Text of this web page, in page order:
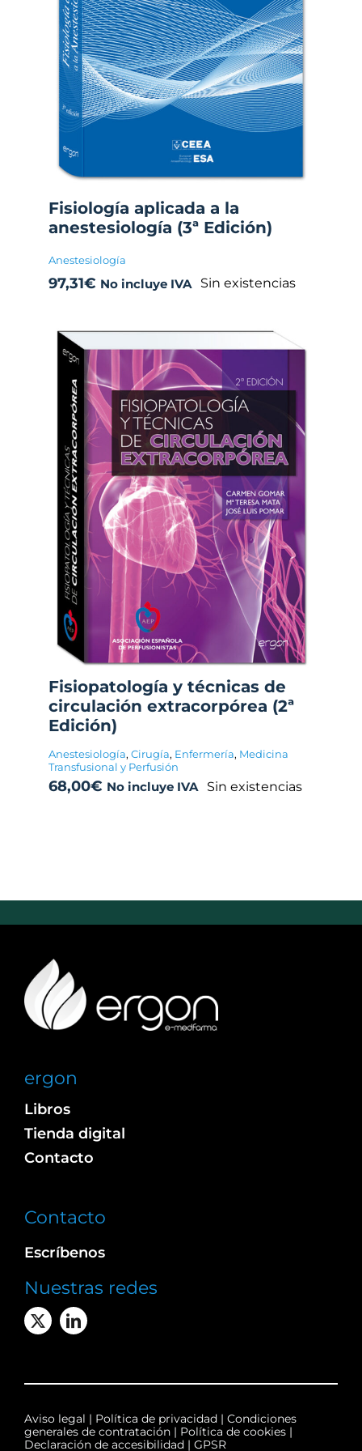
Fisiología aplicada a la
anestesiología (3ª Edición)
Anestesiología
97,31€ No incluye IVA Sin existencias
Fisiopatología y técnicas de
circulación extracorpórea (2ª
Edición)
Anestesiología, Cirugía, Enfermería, Medicina
Transfusional y Perfusión
68,00€ No incluye IVA Sin existencias
ergon
Libros
Tienda digital
Contacto
Contacto
Escríbenos
Nuestras redes
Aviso legal | Política de privacidad | Condiciones
generales de contratación| Política de cookies|
Declaración de accesibilidad| GPSR